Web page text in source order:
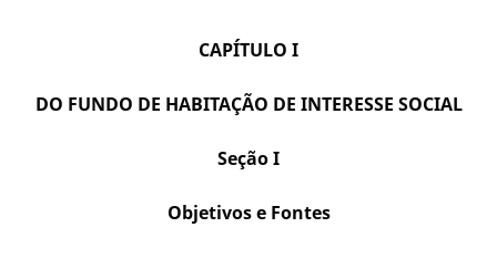
CAPÍTULO I
DO FUNDO DE HABITAÇÃO DE INTERESSE SOCIAL
Seção I
Objetivos e Fontes